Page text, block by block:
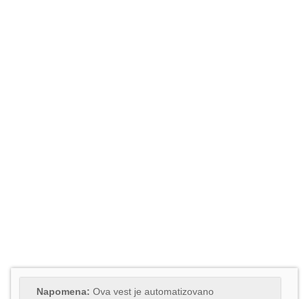
Napomena: Ova vest je automatizovano